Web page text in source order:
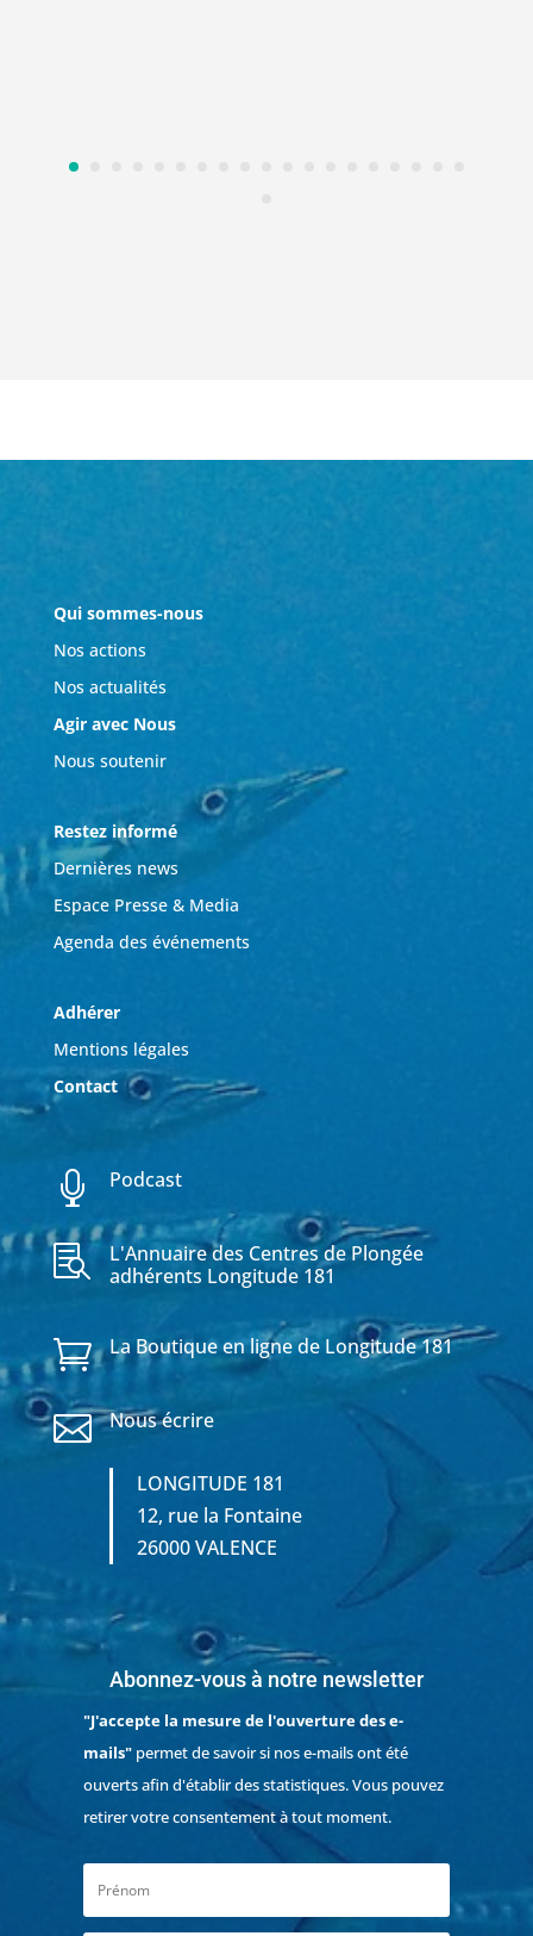
Qui sommes-nous
Nos actions
Nos actualités
Agir avec Nous
Nous soutenir
Restez informé
Dernières news
Espace Presse & Media
Agenda des événements
Adhérer
Mentions légales
Contact
 Podcast

L'Annuaire des Centres de Plongée
adhérents Longitude 181
 La Boutique en ligne de Longitude 181
 Nous écrire
LONGITUDE 181
12, rue la Fontaine
26000 VALENCE
Abonnez-vous à notre newsletter
"J'accepte la mesure de l'ouverture des e-
mails"permet de savoir si nos e-mails ont été
ouverts afin d'établir des statistiques. Vous pouvez
retirer votre consentement à tout moment.